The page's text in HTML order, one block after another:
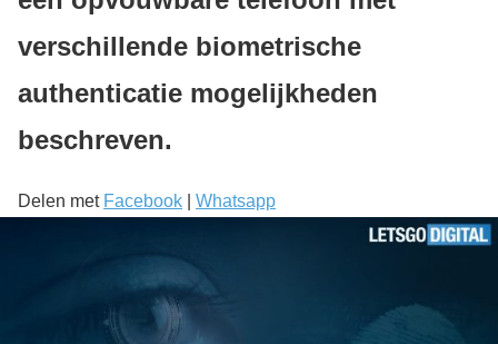
verschillende biometrische
authenticatie mogelijkheden
beschreven.
Delen met Facebook Whatsapp